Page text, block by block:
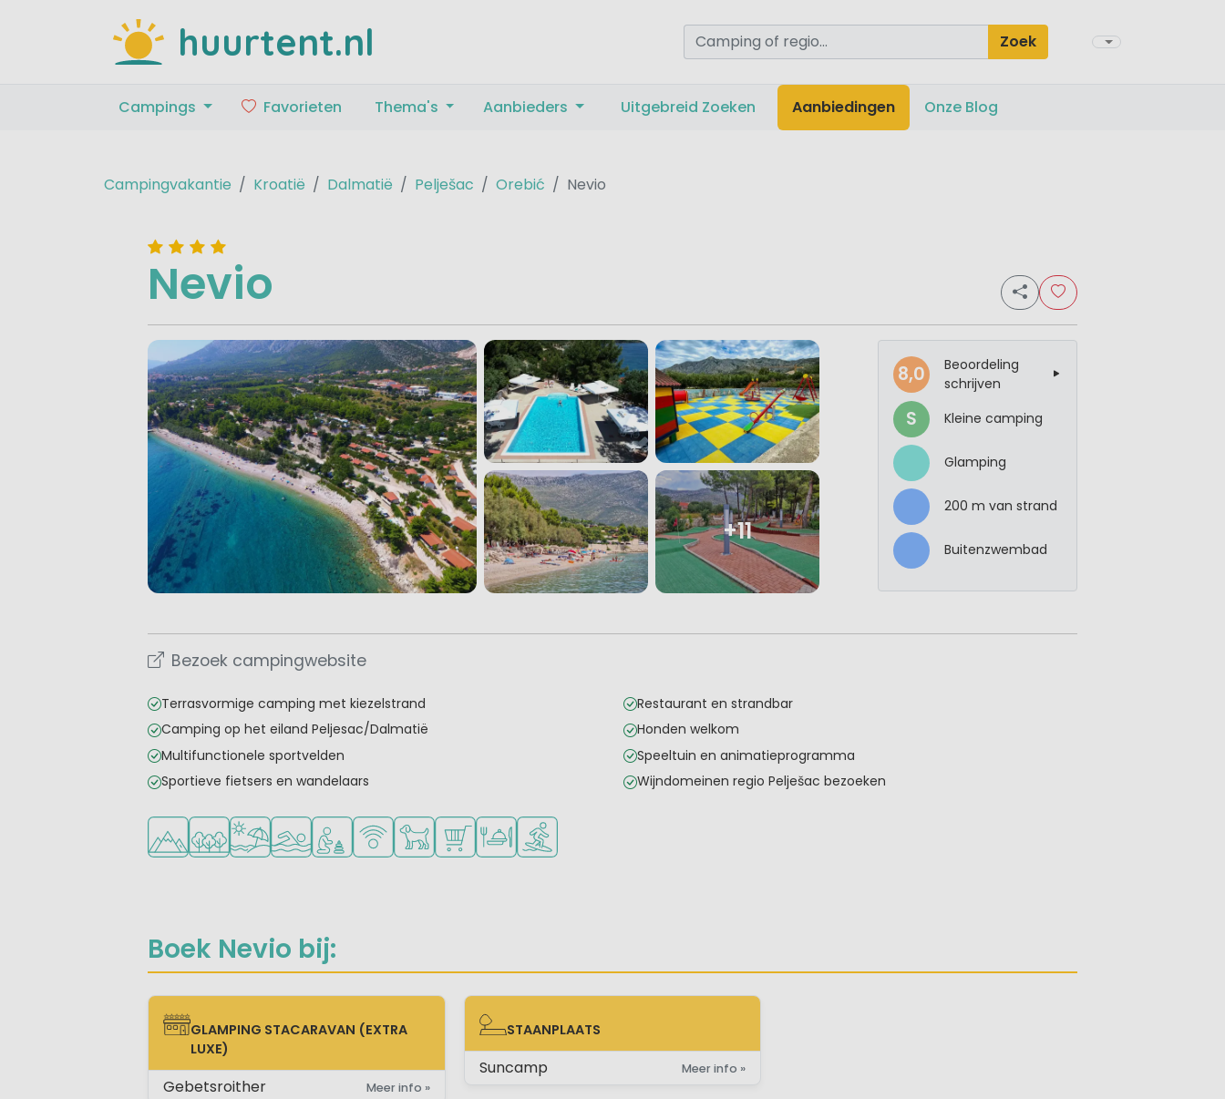
huurtent.nl Zoek
Campings Favorieten Thema's Aanbieders Uitgebreid Zoeken Aanbiedingen Onze Blog
Campingvakantie Kroatië Dalmatië Pelješac Orebić Nevio
Nevio
+11
8,0
Beoordeling
schrijven
S Kleine camping
Glamping
200 m van strand
Buitenzwembad
Bezoek campingwebsite
Terrasvormige camping met kiezelstrand
Camping op het eiland Peljesac/Dalmatië
Multifunctionele sportvelden
Sportieve fietsers en wandelaars
Restaurant en strandbar
Honden welkom
Speeltuin en animatieprogramma
Wijndomeinen regio Pelješac bezoeken
Ligt in de heuvels/bergen
Ligt in een bosrijke omgeving
Ligt bij strand en zee
Openlucht zwembad
Aanbevolen voor jonge kinderen
WiFi beschikbaar
Huisdieren toegestaan
Campingwinkel/Supermarkt
Restaurant of pizzeria
Watersportfaciliteiten
Boek Nevio bij:
GLAMPING STACARAVAN (EXTRA LUXE)
GLAMPING STACARAVAN (EXTRA
LUXE)
Gebetsroither Meer info »
STAANPLAATS
STAANPLAATS
Suncamp Meer info »